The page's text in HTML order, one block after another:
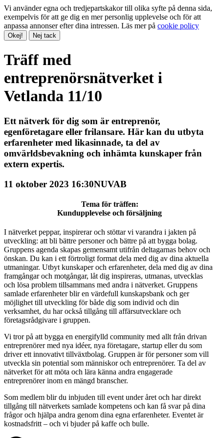
Vi använder egna och tredjepartskakor till olika syfte på denna sida,
exempelvis för att ge dig en mer personlig upplevelse och för att
anpassa annonser efter dina intressen. Läs mer på cookie policy
Okej! Nej tack
Träff med
entreprenörsnätverket i
Vetlanda 11/10
Ett nätverk för dig som är entreprenör,
egenföretagare eller frilansare. Här kan du utbyta
erfarenheter med likasinnade, ta del av
omvärldsbevakning och inhämta kunskaper från
extern expertis.
11 oktober 2023 16:30NUVAB
Tema för träffen:
Kundupplevelse och försäljning
I nätverket peppar, inspirerar och stöttar vi varandra i jakten på
utveckling: att bli bättre personer och bättre på att bygga bolag.
Gruppens agenda skapas gemensamt utifrån deltagarnas behov och
önskan. Du kan i ett förtroligt format dela med dig av dina aktuella
utmaningar. Utbyt kunskaper och erfarenheter, dela med dig av dina
framgångar och motgångar, låt dig inspireras, utmanas, utvecklas
och lösa problem tillsammans med andra i nätverket. Gruppens
samlade erfarenheter blir en värdefull kunskapsbank och ger
möjlighet till utveckling för både dig som individ och din
verksamhet, du har också tillgång till affärsutvecklare och
företagsrådgivare i gruppen.
Vi tror på att bygga en energifylld community med allt från drivan
entreprenörer med nya idéer, nya företagare, startup eller du som
driver ett innovativt tillväxtbolag. Gruppen är för personer som vill
utveckla sin potential som människor och entreprenörer. Ta del av
nätverket för att möta och lära känna andra engagerade
entreprenörer inom en mängd branscher.
Som medlem blir du inbjuden till event under året och har direkt
tillgång till nätverkets samlade kompetens och kan få svar på dina
frågor och hjälpa andra genom dina egna erfarenheter. Eventet är
kostnadsfritt – och vi bjuder på kaffe och bulle.